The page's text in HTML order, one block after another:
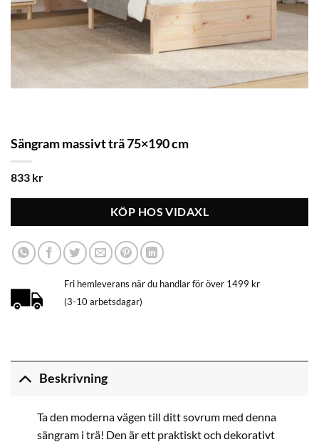
Sängram massivt trä 75×190 cm
833 kr
KÖP HOS VIDAXL
Fri hemleverans när du handlar för över 1499 kr
(3-10 arbetsdagar)
Beskrivning
Ta den moderna vägen till ditt sovrum med denna
sängram i trä! Den är ett praktiskt och dekorativt